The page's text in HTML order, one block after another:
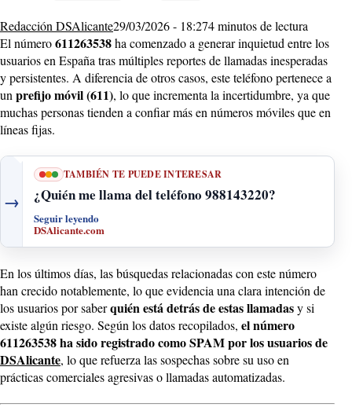
Redacción DSAlicante29/03/2026 - 18:274 minutos de lectura
El número611263538ha comenzado a generar inquietud entre los
usuarios en España tras múltiples reportes de llamadas inesperadas
y persistentes. A diferencia de otros casos, este teléfono pertenece a
unprefijo móvil (611), lo que incrementa la incertidumbre, ya que
muchas personas tienden a confiar más en números móviles que en
líneas fijas.
→
TAMBIÉN TE PUEDE INTERESAR
¿Quién me llama del teléfono 988143220?
Seguir leyendo
DSAlicante.com
En los últimos días, las búsquedas relacionadas con este número
han crecido notablemente, lo que evidencia una clara intención de
los usuarios por saberquién está detrás de estas llamadasy si
existe algún riesgo. Según los datos recopilados, el número
611263538 ha sido registrado como SPAM por los usuarios de
DSAlicante, lo que refuerza las sospechas sobre su uso en
prácticas comerciales agresivas o llamadas automatizadas.